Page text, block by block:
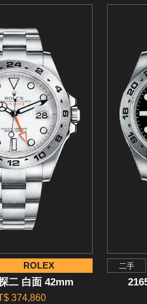
ROLEX
二 白面 42mm
374,860
二手